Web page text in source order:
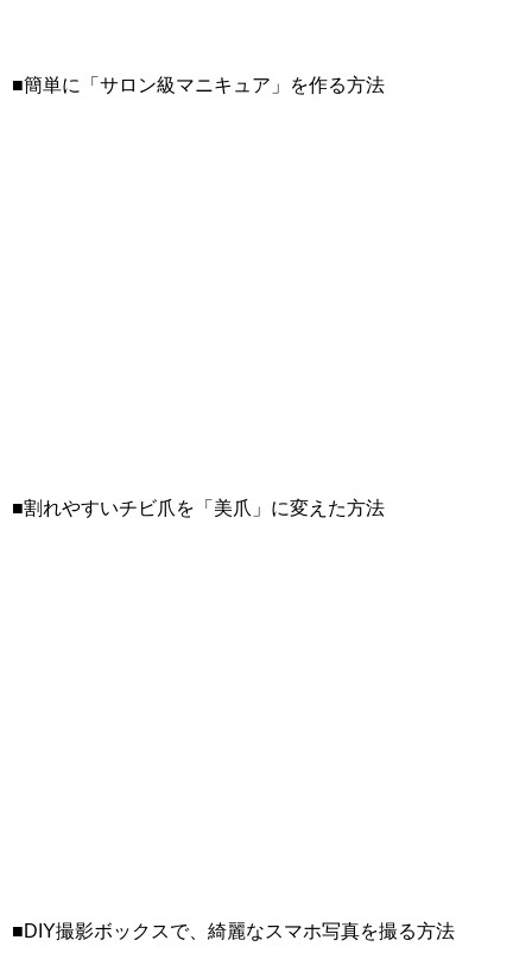
■簡単に「サロン級マニキュア」を作る方法
■割れやすいチビ爪を「美爪」に変えた方法
■DIY撮影ボックスで、綺麗なスマホ写真を撮る方法